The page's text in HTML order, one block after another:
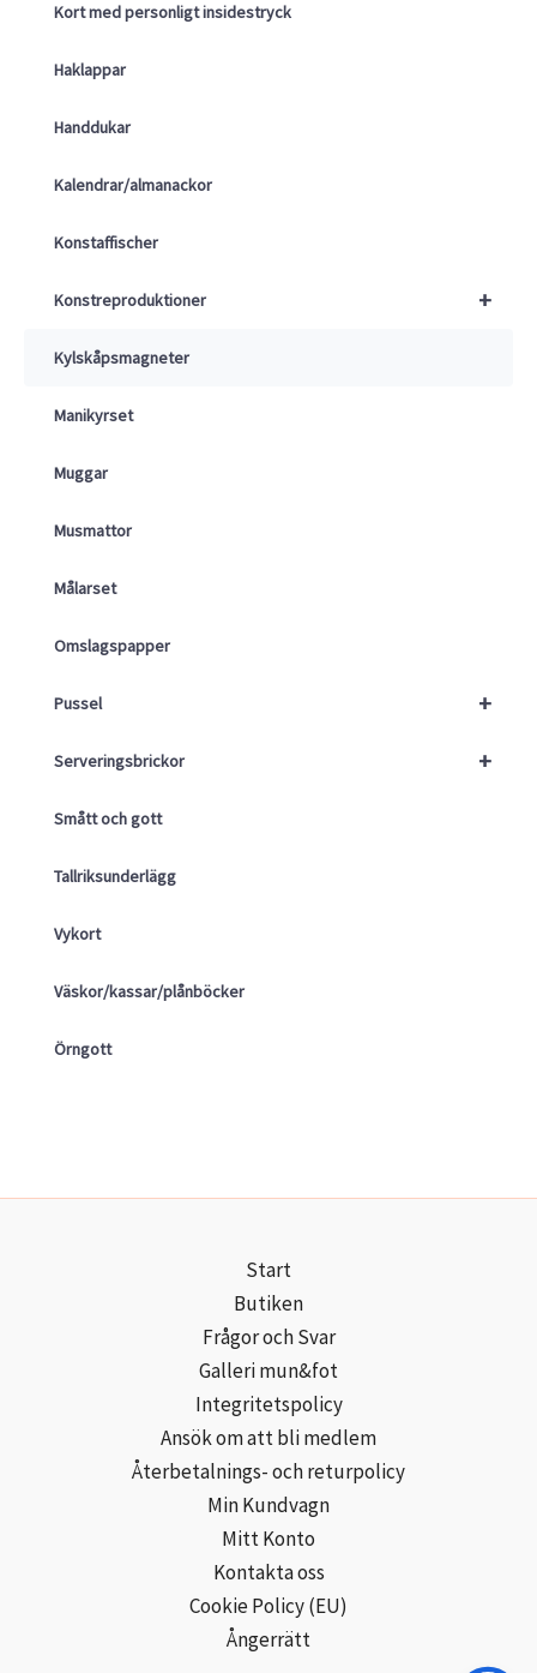
Kort med personligt insidestryck
Haklappar
Handdukar
Kalendrar/almanackor
Konstaffischer
+
Konstreproduktioner
Kylskåpsmagneter
Manikyrset
Muggar
Musmattor
Målarset
Omslagspapper
+
Pussel
+
Serveringsbrickor
Smått och gott
Tallriksunderlägg
Vykort
Väskor/kassar/plånböcker
Örngott
Start
Butiken
Frågor och Svar
Galleri mun&fot
Integritetspolicy
Ansök om att bli medlem
Återbetalnings- och returpolicy
Min Kundvagn
Mitt Konto
Kontakta oss
Cookie Policy (EU)
Ångerrätt